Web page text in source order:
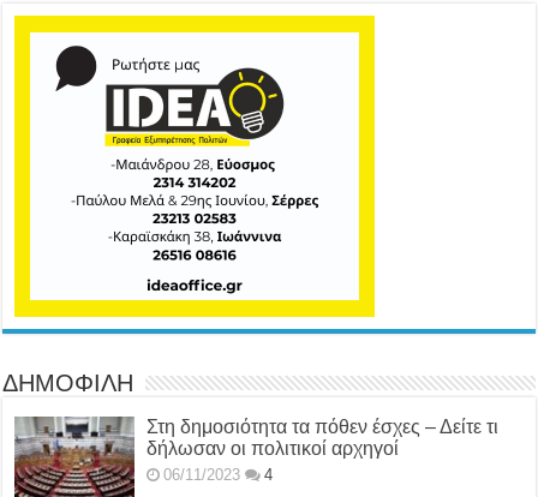
ΔΗΜΟΦΙΛΗ
Στη δημοσιότητα τα πόθεν έσχες – Δείτε τι
δήλωσαν οι πολιτικοί αρχηγοί
06/11/2023 4